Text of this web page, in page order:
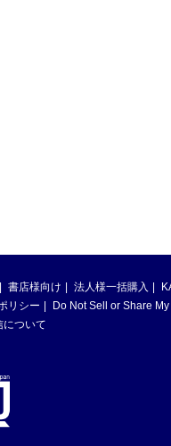
書店様向け 法人様一括購入
リシー
Do Not Sell or Share
について